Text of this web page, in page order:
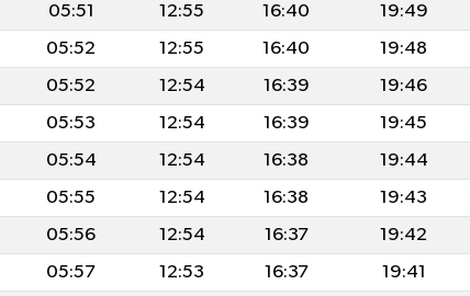
05:51 12:55 16:40 19:49
05:52 12:55 16:40 19:48
05:52 12:54 16:39 19:46
05:53 12:54 16:39 19:45
05:54 12:54 16:38 19:44
05:55 12:54 16:38 19:43
05:56 12:54 16:37 19:42
05:57 12:53 16:37 19:41